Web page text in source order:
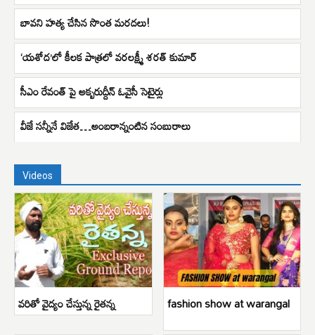
బావని హత్య చేసిన సొంత మరదలు!
‘యశోద’లో కీలక పాత్రలో వరలక్ష్మీ శరత్ కుమార్
సీఎం రేవంత్ పై అక్బరుద్దీన్ ఓవైసీ సెటైర్లు
వీజే సన్నీనే విజేత…అంబరాన్నంటిన సంబురాలు
Videos
వరితో వైద్యం చేస్తున్న రైతన్న fashion show at warangal